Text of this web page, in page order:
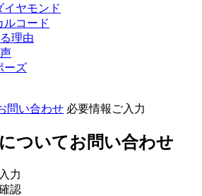
イヤモンド
ルコード
理由
ーズ
問い合わせ 必要情報ご入力
ついてお問い合わせ
入力
認